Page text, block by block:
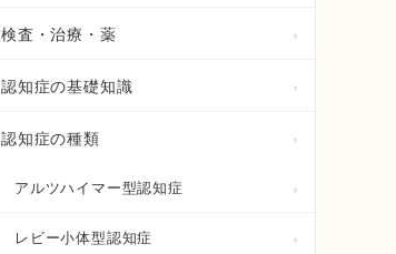
検査・治療・薬
認知症の基礎知識
認知症の種類
アルツハイマー型認知症
レビー小体型認知症